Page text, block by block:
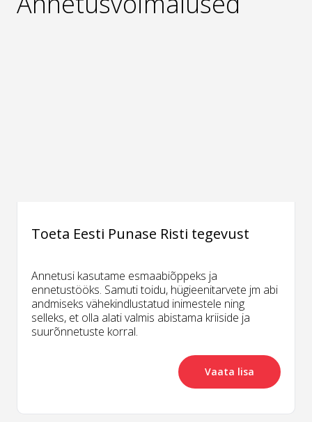
Toeta Eesti Punase Risti tegevust
Annetusi kasutame esmaabiõppeks ja
ennetustööks. Samuti toidu, hügieenitarvete jm abi
andmiseks vähekindlustatud inimestele ning
selleks, et olla alati valmis abistama kriiside ja
suurõnnetuste korral.
Vaata lisa